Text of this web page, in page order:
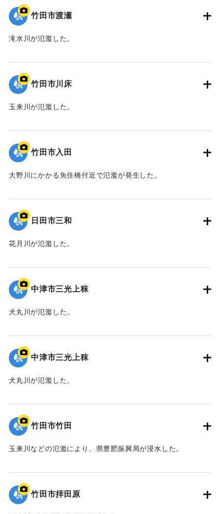
竹田市渡瀬
滝水川が氾濫した。
｜固有コード:09922060
竹田市川床
玉来川が氾濫した。
｜固有コード:09922059
竹田市入田
大野川にかかる魚住橋付近で氾濫が発生した。
｜固有コード:09922058
日田市三和
花月川が氾濫した。
｜固有コード:09922057
中津市三光上秣
犬丸川が氾濫した。
｜固有コード:09922056
中津市三光上秣
犬丸川が氾濫した。
｜固有コード:09922055
竹田市竹田
玉来川などの氾濫により、県豊肥振興局が浸水した。
｜固有コード:09922054
竹田市拝田原